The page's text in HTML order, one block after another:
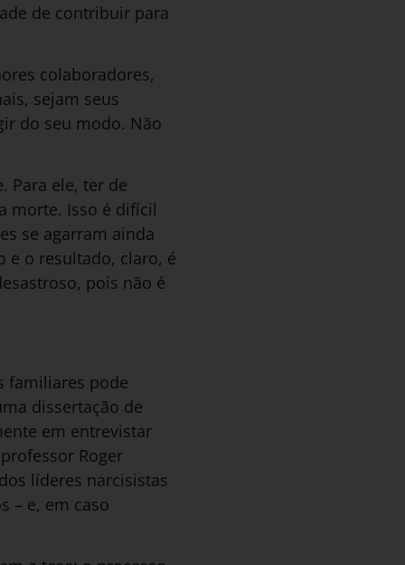
de contribuir para
colaboradores,
sejam seus
do seu modo. Não
Para ele, ter de
morte. Isso é difícil
se agarram ainda
e o resultado, claro, é
pois não é
familiares pode
dissertação de
em entrevistar
Roger
líderes narcisistas
– e, em caso